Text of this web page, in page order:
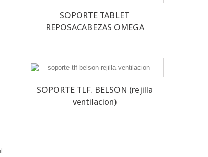
SOPORTE TABLET
REPOSACABEZAS OMEGA
SOPORTE TLF. BELSON (rejilla
ventilacion)